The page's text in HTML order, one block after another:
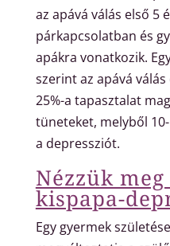
az apává válás első 5
párkapcsolatban és
apákra vonatkozik.
szerint az apává
25%-a tapasztalat
tüneteket, melyből
a depressziót.
Nézzük
kispapa-
Egy gyermek